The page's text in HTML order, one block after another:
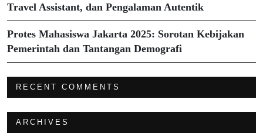
Travel Assistant, dan Pengalaman Autentik
Protes Mahasiswa Jakarta 2025: Sorotan Kebijakan
Pemerintah dan Tantangan Demografi
RECENT COMMENTS
ARCHIVES